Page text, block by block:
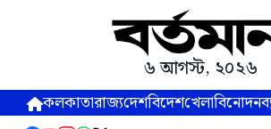
৬ আগস্ট, ২০২৬
কলকাতারাজ্যদেশবিদেশখেলাবিনোদন